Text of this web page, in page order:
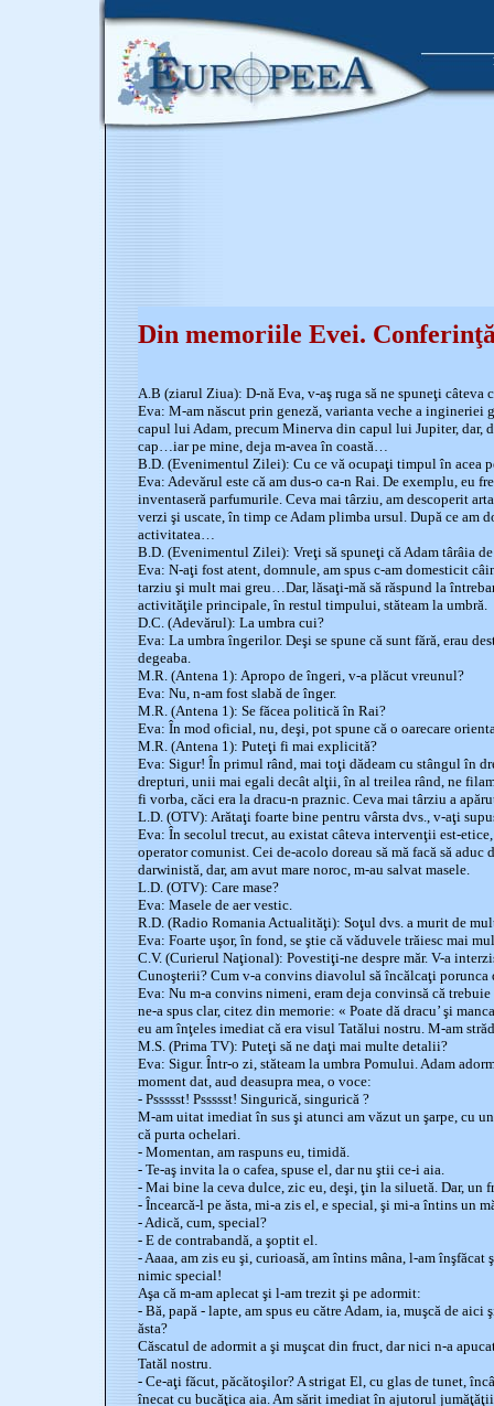
Din memoriile Evei. Conferinţă
A.B (ziarul Ziua): D-nă Eva, v-aş ruga să ne spuneţi câteva
Eva: M-am născut prin geneză, varianta veche a ingineriei
capul lui Adam, precum Minerva din capul lui Jupiter, dar,
cap…iar pe mine, deja m-avea în coastă…
B.D. (Evenimentul Zilei): Cu ce vă ocupaţi timpul în acea
Eva: Adevărul este că am dus-o ca-n Rai. De exemplu, eu
inventaseră parfumurile. Ceva mai târziu, am descoperit
verzi şi uscate, în timp ce Adam plimba ursul. După ce am
activitatea…
B.D. (Evenimentul Zilei): Vreţi să spuneţi că Adam târâia
Eva: N-aţi fost atent, domnule, am spus c-am domesticit
tarziu şi mult mai greu…Dar, lăsaţi-mă să răspund la
activităţile principale, în restul timpului, stăteam la umbră.
D.C. (Adevărul): La umbra cui?
Eva: La umbra îngerilor. Deşi se spune că sunt fără, erau
degeaba.
M.R. (Antena 1): Apropo de îngeri, v-a plăcut vreunul?
Eva: Nu, n-am fost slabă de înger.
M.R. (Antena 1): Se făcea politică în Rai?
Eva: În mod oficial, nu, deşi, pot spune că o oarecare
M.R. (Antena 1): Puteţi fi mai explicită?
Eva: Sigur! În primul rând, mai toţi dădeam cu stângul în
drepturi, unii mai egali decât alţii, în al treilea rând, ne
fi vorba, căci era la dracu-n praznic. Ceva mai târziu a
L.D. (OTV): Arătaţi foarte bine pentru vârsta dvs., v-aţi
Eva: În secolul trecut, au existat câteva intervenţii est-
operator comunist. Cei de-acolo doreau să mă facă să
darwinistă, dar, am avut mare noroc, m-au salvat masele.
L.D. (OTV): Care mase?
Eva: Masele de aer vestic.
R.D. (Radio Romania Actualităţi): Soţul dvs. a murit de
Eva: Foarte uşor, în fond, se ştie că văduvele trăiesc mai
C.V. (Curierul Naţional): Povestiţi-ne despre măr. V-a
Cunoşterii? Cum v-a convins diavolul să încălcaţi porunca
Eva: Nu m-a convins nimeni, eram deja convinsă că
ne-a spus clar, citez din memorie: « Poate dă dracu’ şi
eu am înţeles imediat că era visul Tatălui nostru. M-am
M.S. (Prima TV): Puteţi să ne daţi mai multe detalii?
Eva: Sigur. Într-o zi, stăteam la umbra Pomului. Adam
moment dat, aud deasupra mea, o voce:
- Pssssst! Pssssst! Singurică, singurică ?
M-am uitat imediat în sus şi atunci am văzut un şarpe, cu
că purta ochelari.
- Momentan, am raspuns eu, timidă.
- Te-aş invita la o cafea, spuse el, dar nu ştii ce-i aia.
- Mai bine la ceva dulce, zic eu, deşi, ţin la siluetă. Dar, un
- Încearcă-l pe ăsta, mi-a zis el, e special, şi mi-a întins un
- Adică, cum, special?
- E de contrabandă, a şoptit el.
- Aaaa, am zis eu şi, curioasă, am întins mâna, l-am înşfăcat
nimic special!
Aşa că m-am aplecat şi l-am trezit şi pe adormit:
- Bă, papă - lapte, am spus eu către Adam, ia, muşcă de
ăsta?
Căscatul de adormit a şi muşcat din fruct, dar nici n-a
Tatăl nostru.
- Ce-aţi făcut, păcătoşilor? A strigat El, cu glas de tunet,
înecat cu bucăţica aia. Am sărit imediat în ajutorul